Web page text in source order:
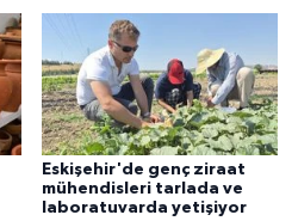
Eskişehir'de genç ziraat
mühendisleri tarlada ve
laboratuvarda yetişiyor